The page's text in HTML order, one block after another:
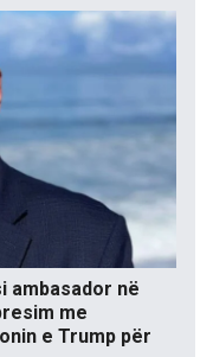
ambasador në
me
e Trump për